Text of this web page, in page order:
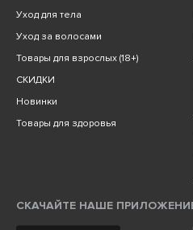
Уход для тела
Уход за волосами
Товары для взрослых (18+)
СКИДКИ
Новинки
Товары для здоровья
СКАЧАЙТЕ НАШЕ